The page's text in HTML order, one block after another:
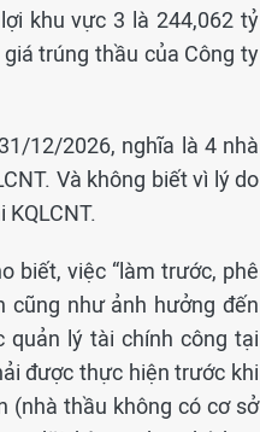
khu vực 3 là 244,062 tỷ
trúng thầu của Công ty
12/2026, nghĩa là 4 nhà
Và không biết vì lý do
biết, việc “làm trước, phê
cũng như ảnh hưởng đến
quản lý tài chính công tại
được thực hiện trước khi
(nhà thầu không có cơ sở